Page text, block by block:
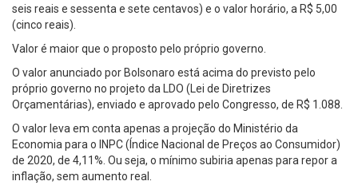
seis reais e sessenta e sete centavos) e o valor horário, a R$ 5,00
(cinco reais).
Valor é maior que o proposto pelo próprio governo.
O valor anunciado por Bolsonaro está acima do previsto pelo
próprio governo no projeto da LDO (Lei de Diretrizes
Orçamentárias), enviado e aprovado pelo Congresso, de R$ 1.088.
O valor leva em conta apenas a projeção do Ministério da
Economia para o INPC (Índice Nacional de Preços ao Consumidor)
de 2020, de 4,11%. Ou seja, o mínimo subiria apenas para repor a
inflação, sem aumento real.